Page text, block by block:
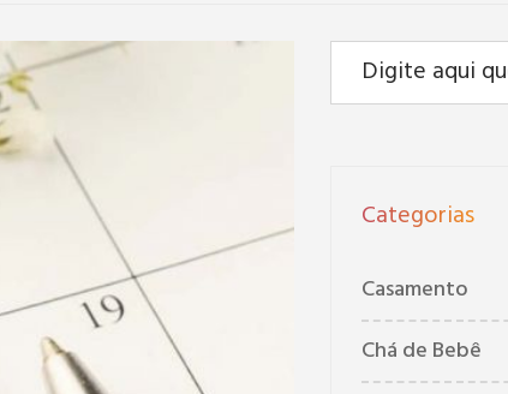
Categorias
Casamento
Chá de Bebê